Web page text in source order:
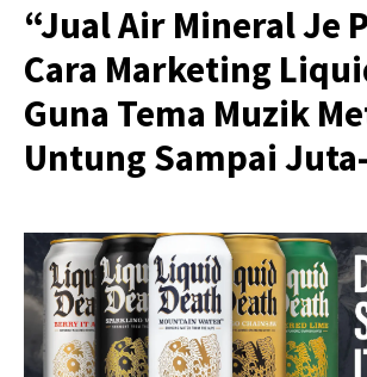
“Jual Air Mineral Je
Cara Marketing
Guna Tema Muzik
Untung Sampai